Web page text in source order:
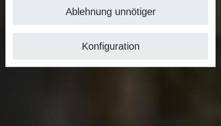
Ablehnung unnötiger
Konfiguration